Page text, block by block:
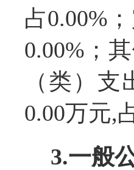
占0.00%
0.00%；
（类）
0.00万元,
3.一般